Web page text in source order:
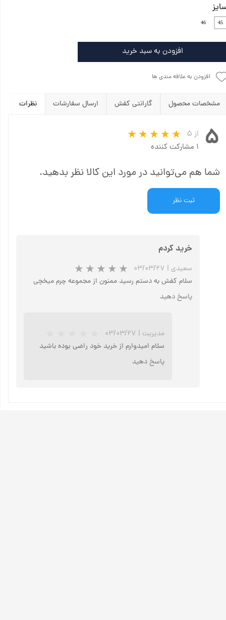
45
46
افزودن به سبد خرید
افزودن به علاقه مندی ها
مشخصات محصول گارانتی کفش ارسال سفارشات نظرات
۵
از ۵
۱ مشارکت کننده
شما هم می‌توانید در مورد این کالا نظر بدهید.
ثبت نظر
خرید کردم
سعیدی | ۰۳/۰۳/۲۷
سلام کفش به دستم رسید ممنون از مجموعه چرم میخچی
پاسخ دهید
مدیریت | ۰۳/۰۳/۲۷
سلام امیدوارم از خرید خود راضی بوده باشید
پاسخ دهید